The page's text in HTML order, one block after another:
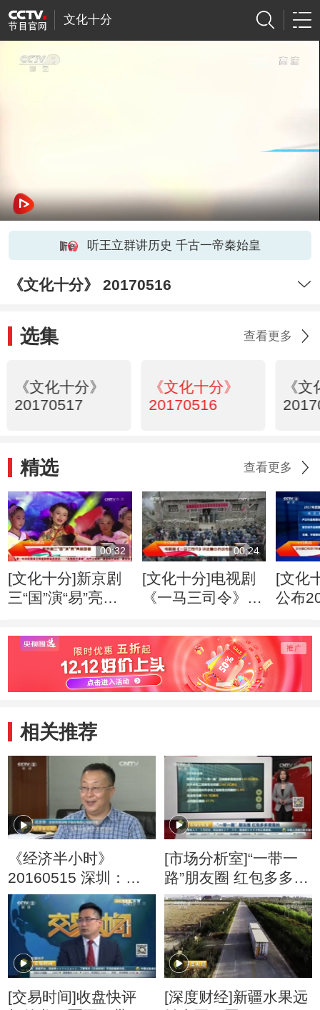
文化十分
听王立群讲历史 千古一帝秦始皇
《文化十分》 20170516
选集 查看更多
《文化十分》
20170517
《文化十分》
20170516
《
精选 查看更多
00:32
[文化十分]新京剧
三“国”演“易”亮相
00:24
[文化十分]电视剧
《一马三司令》讲
[文化
公布
捐赠
相关推荐
《经济半小时》
20160515 深圳：创
新之路通未来
[市场分析室]“一带一
路”朋友圈 红包多多要
靠抢
[交易时间]收盘快评
[深度财经]新疆水果远